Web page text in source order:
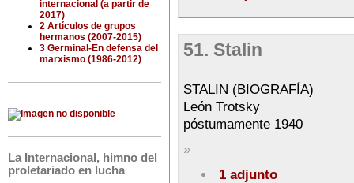
internacional (a partir de
2017)
2 Artículos de grupos
hermanos (2007-2015)
3 Germinal-En defensa del
marxismo (1986-2012)
La Internacional, himno del
proletariado en lucha
51. Stalin
STALIN (BIOGRAFÍA)
León Trotsky
póstumamente 1940
»
1 adjunto